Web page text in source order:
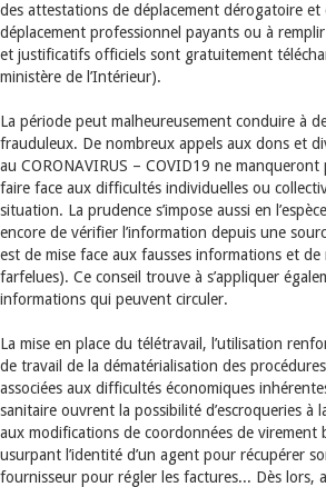
des attestations de déplacement dérogatoire
déplacement professionnel payants ou à
et justificatifs officiels sont gratuitement
ministère de l’Intérieur).
La période peut malheureusement conduire à
frauduleux. De nombreux appels aux dons et
au CORONAVIRUS – COVID19 ne manqueront
faire face aux difficultés individuelles ou
situation. La prudence s’impose aussi en
encore de vérifier l’information depuis une
est de mise face aux fausses informations et
farfelues). Ce conseil trouve à s’appliquer
informations qui peuvent circuler.
La mise en place du télétravail, l’utilisation
de travail de la dématérialisation des
associées aux difficultés économiques
sanitaire ouvrent la possibilité d’escroqueries à
aux modifications de coordonnées de virement
usurpant l’identité d’un agent pour récupérer
fournisseur pour régler les factures... Dès lors,